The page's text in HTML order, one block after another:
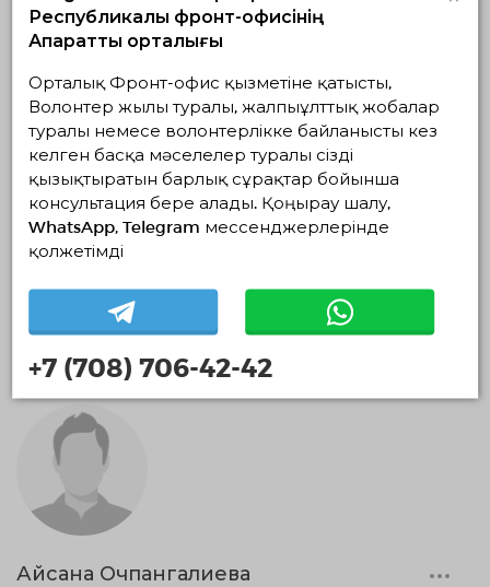
Салтанат Әбіл
Ақмола облысы, Зерендинский район, Shaglınka
Экологиялық волонтерлік
Айсана Очпангалиева
Республикалық фронт-офисінің
Ақпараттық орталығы
Орталық Фронт-офис қызметіне қатысты,
Волонтер жылы туралы, жалпыұлттық жобалар
туралы немесе волонтерлікке байланысты кез
келген басқа мәселелер туралы сізді
қызықтыратын барлық сұрақтар бойынша
консультация бере алады. Қоңырау шалу,
WhatsApp, Telegram мессенджерлерінде
қолжетімді
+7 (708) 706-42-42